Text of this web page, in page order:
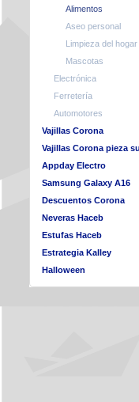
Alimentos
Aseo personal
Limpieza del hogar
Mascotas
Electrónica
Ferretería
Automotores
Vajillas Corona
Vajillas Corona pieza
Appday Electro
Samsung Galaxy A16
Descuentos Corona
Neveras Haceb
Estufas Haceb
Estrategia Kalley
Halloween